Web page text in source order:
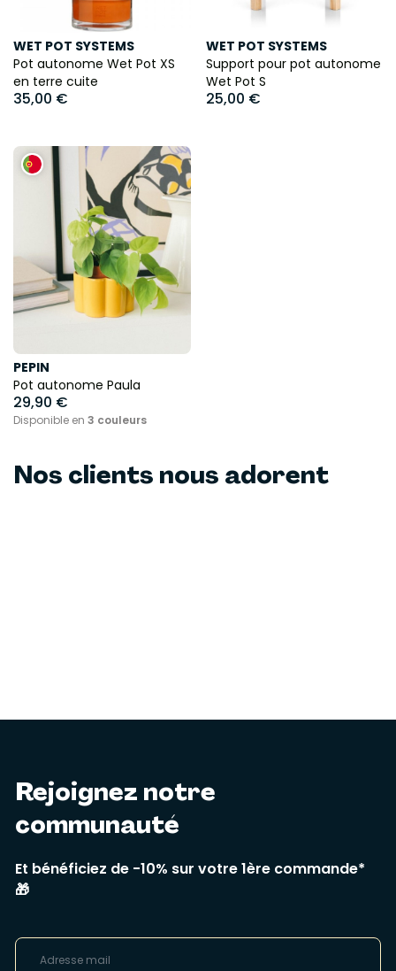
WET POT SYSTEMS
Pot autonome Wet Pot XS
en terre cuite
35,00 €
WET POT SYSTEMS
Support pour pot autonome
Wet Pot S
25,00 €
PEPIN
Pot autonome Paula
29,90 €
Disponible en 3 couleurs
Nos clients nous adorent
Rejoignez notre
communauté
Et bénéficiez de -10% sur votre 1ère commande*
🎁